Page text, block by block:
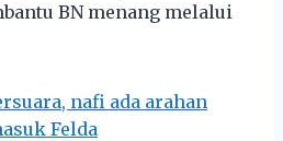
BN menang melalui
nafi ada arahan
Felda